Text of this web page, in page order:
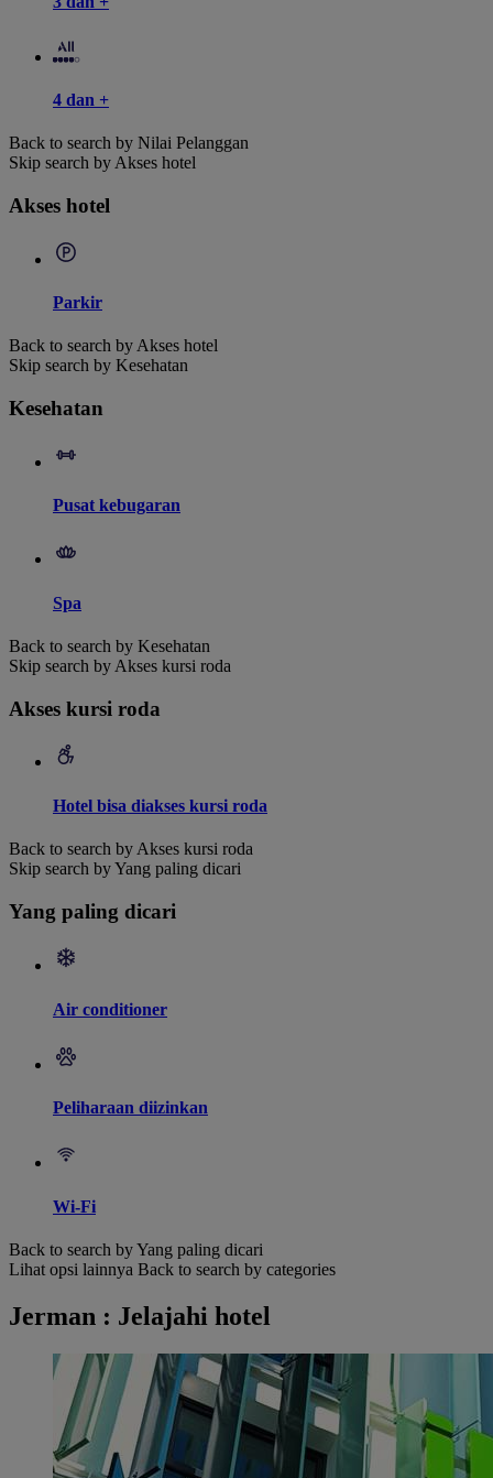
4 dan +
Back to search by Nilai Pelanggan
Skip search by Akses hotel
Akses hotel
Parkir
Back to search by Akses hotel
Skip search by Kesehatan
Kesehatan
Pusat kebugaran
Spa
Back to search by Kesehatan
Skip search by Akses kursi roda
Akses kursi roda
Hotel bisa diakses kursi roda
Back to search by Akses kursi roda
Skip search by Yang paling dicari
Yang paling dicari
Air conditioner
Peliharaan diizinkan
Wi-Fi
Back to search by Yang paling dicari
Lihat opsi lainnya Back to search by categories
Jerman : Jelajahi hotel